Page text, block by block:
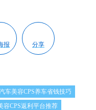
报 分享
车美容CPS养车省钱技巧
容CPS返利平台推荐